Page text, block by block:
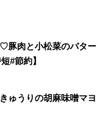
豚肉と小松菜のバター
#節約】
ゅうりの胡麻味噌マヨ